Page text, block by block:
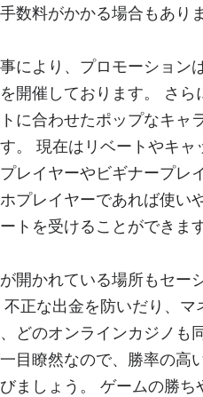
数料がかかる場合もありま
により、プロモーション
開催しております。 さ
に合わせたポップなキ
。 現在はリベートやキ
レイヤーやビギナープレ
プレイヤーであれば使い
トを受けることができます
開かれている場所もセ
正な出金を防いだり、
どのオンラインカジノも
目瞭然なので、勝率の高
ましょう。 ゲームの勝